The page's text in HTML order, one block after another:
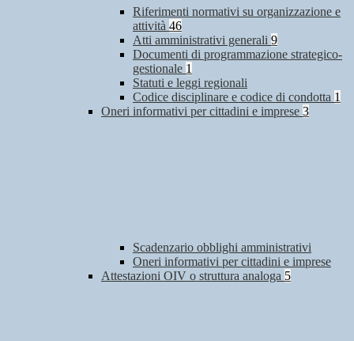
Riferimenti normativi su organizzazione e
attività 46
Atti amministrativi generali 9
Documenti di programmazione strategico-
gestionale 1
Statuti e leggi regionali
Codice disciplinare e codice di condotta 1
Oneri informativi per cittadini e imprese 3
Scadenzario obblighi amministrativi
Oneri informativi per cittadini e imprese
Attestazioni OIV o struttura analoga 5